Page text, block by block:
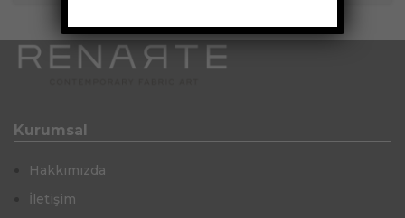
Kurumsal
Hakkımızda
İletişim